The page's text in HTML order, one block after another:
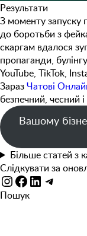
Результати
З моменту запуску
до боротьби з
скаргам вдалося
пропаганди,
YouTube, TikTok,
ЗаразЧатові
безпечний, чесний
Вашому
Більше статей з
Слідкувати за
Instagram
Facebook
LinkedIn
Пошук